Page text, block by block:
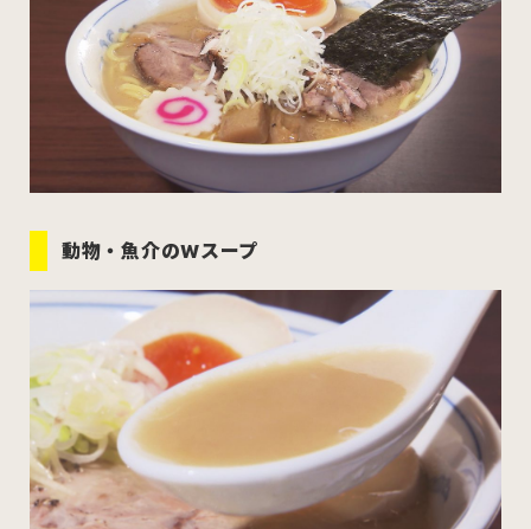
すべてのエリアをみる
ホーム
公式Instagram
公式X
動物・魚介のWスープ